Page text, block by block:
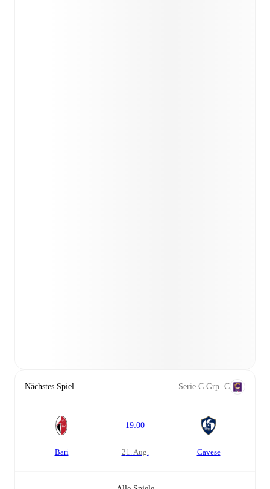
Nächstes Spiel Serie C Grp. C
Bari
19:00
21. Aug. Cavese